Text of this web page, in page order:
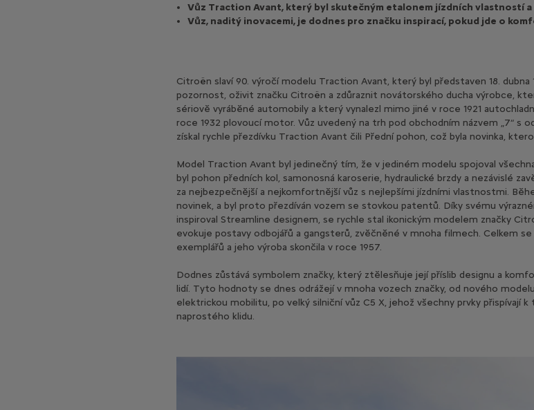
Vůz Traction Avant, který byl skutečným etalonem jízdních vlastností a
Vůz, naditý inovacemi, je dodnes pro značku inspirací, pokud jde o
Citroën slaví 90. výročí modelu Traction Avant, který byl představen 18. dubna
pozornost, oživit značku Citroën a zdůraznit novátorského ducha výrobce,
sériově vyráběné automobily a který vynalezl mimo jiné v roce 1921
roce 1932 plovoucí motor. Vůz uvedený na trh pod obchodním názvem „7“ s
získal rychle přezdívku Traction Avant čili Přední pohon, což byla novinka,
Model Traction Avant byl jedinečný tím, že v jediném modelu spojoval
byl pohon předních kol, samonosná karoserie, hydraulické brzdy a nezávislé
za nejbezpečnější a nejkomfortnější vůz s nejlepšími jízdními vlastnostmi.
novinek, a byl proto přezdíván vozem se stovkou patentů. Díky svému
inspiroval Streamline designem, se rychle stal ikonickým modelem značky
evokuje postavy odbojářů a gangsterů, zvěčněné v mnoha filmech. Celkem
exemplářů a jeho výroba skončila v roce 1957.
Dodnes zůstává symbolem značky, který ztělesňuje její příslib designu a
lidí. Tyto hodnoty se dnes odrážejí v mnoha vozech značky, od nového
elektrickou mobilitu, po velký silniční vůz C5 X, jehož všechny prvky přispívají
naprostého klidu.